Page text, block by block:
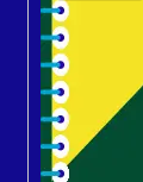
Sem
Retornar